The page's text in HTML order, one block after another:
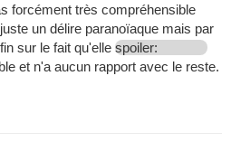
forcément très compréhensible
un délire paranoïaque mais par
sur le fait qu'elle spoiler:
et n'a aucun rapport avec le reste.